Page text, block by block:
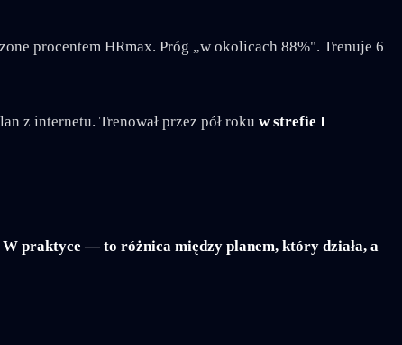
procentem HRmax. Próg „w okolicach 88%". Trenuje 6
z internetu. Trenował przez pół roku w strefie I
praktyce — to różnica między planem, który działa, a